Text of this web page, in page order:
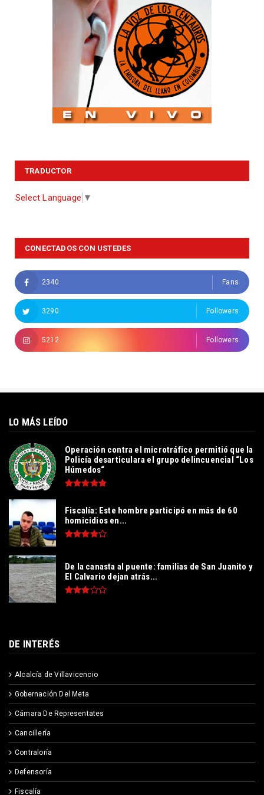
TRADUCTOR
Select Language ▼
CONECTADOS CON USTEDES
2340 Fans
3290 Followers
5212 Followers
LO MÁS LEÍDO
Operación contra el microtráfico permitió que la
Policía desarticulara el grupo delincuencial “Los
Húmedos“
Fiscalía: Este hombre participó en más de 60
homicidios en...
De la canasta al puente: familias de San Juanito y
El Calvario dejan atrás...
DE INTERÉS
Alcalcía de Villavicencio
Gobernación Del Meta
Cámara De Representates
Cancillería
Contraloría
Defensoría
Fiscalía